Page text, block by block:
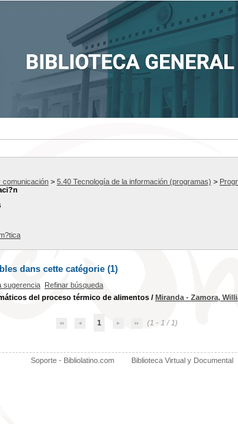
comunicación > 5.40 Tecnología de la información (programas) >
dans cette catégorie (1)
sugerencia Refinar búsqueda
del proceso térmico de alimentos / Miranda - Zamora,
1 (1 - 1 / 1)
Soporte - Bibliolatino.com Biblioteca Virtual y Documental